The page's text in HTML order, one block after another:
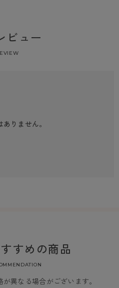
ビュー
りません。
すめの商品
異なる場合がございます。